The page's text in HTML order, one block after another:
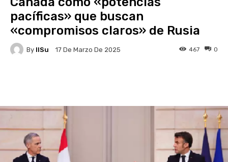
pacíficas» que buscan
«compromisos claros» de Rusia
By IlSu 17 De Marzo De 2025 0
467